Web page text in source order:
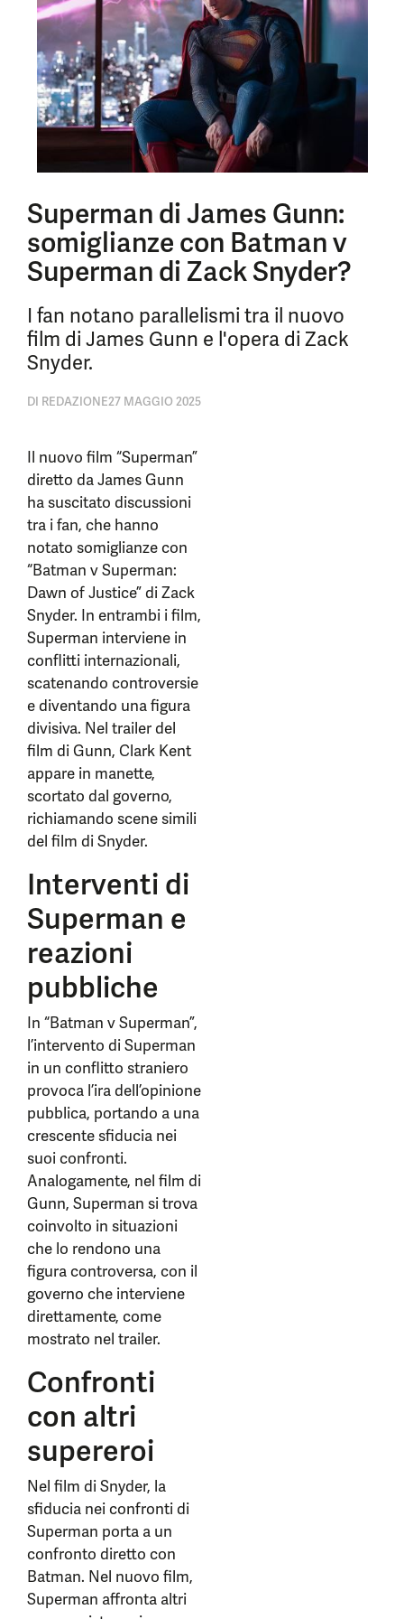
Superman di James Gunn:
somiglianze con Batman v
Superman di Zack Snyder?
I fan notano parallelismi tra il nuovo
film di James Gunn e l'opera di Zack
Snyder.
DI REDAZIONE27 MAGGIO 2025
Il nuovo film “Superman”
diretto da James Gunn
ha suscitato discussioni
tra i fan, che hanno
notato somiglianze con
“Batman v Superman:
Dawn of Justice” di Zack
Snyder. In entrambi i film,
Superman interviene in
conflitti internazionali,
scatenando controversie
e diventando una figura
divisiva. Nel trailer del
film di Gunn, Clark Kent
appare in manette,
scortato dal governo,
richiamando scene simili
del film di Snyder.
Interventi di
Superman e
reazioni
pubbliche
In “Batman v Superman”,
l’intervento di Superman
in un conflitto straniero
provoca l’ira dell’opinione
pubblica, portando a una
crescente sfiducia nei
suoi confronti.
Analogamente, nel film di
Gunn, Superman si trova
coinvolto in situazioni
che lo rendono una
figura controversa, con il
governo che interviene
direttamente, come
mostrato nel trailer.
Confronti
con altri
supereroi
Nel film di Snyder, la
sfiducia nei confronti di
Superman porta a un
confronto diretto con
Batman. Nel nuovo film,
Superman affronta altri